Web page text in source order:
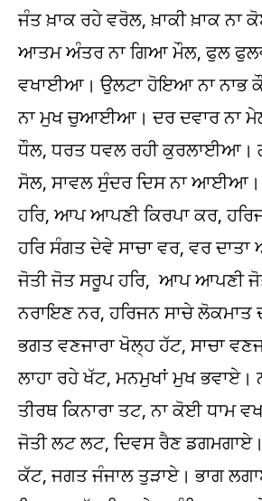
ਜੰਤ ਖ਼ਾਕ ਰਹੇ ਵਰੋਲ, ਖ਼ਾਕੀ ਖ਼ਾਕ
ਆਤਮ ਅੰਤਰ ਨਾ ਗਿਆ ਮੌਲ, ਫੁਲ
ਵਖਾਈਆ। ਉਲਟਾ ਹੋਇਆ ਨਾ ਨਾਭ
ਨਾ ਮੁਖ ਚੁਆਈਆ। ਦਰ ਦਵਾਰ ਨਾ
ਧੌਲ, ਧਰਤ ਧਵਲ ਰਹੀ ਕੁਰਲਾਈਆ।
ਸੋਲ, ਸਾਵਲ ਸੁੰਦਰ ਦਿਸ ਨਾ ਆਈਆ।
ਹਰਿ, ਆਪ ਆਪਣੀ ਕਿਰਪਾ ਕਰ,
ਹਰਿ ਸੰਗਤ ਦੇਵੇ ਸਾਚਾ ਵਰ, ਵਰ
ਜੋਤੀ ਜੋਤ ਸਰੂਪ ਹਰਿ, ਆਪ ਆਪਣੀ
ਨਰਾਇਣ ਨਰ, ਹਰਿਜਨ ਸਾਚੇ
ਭਗਤ ਵਣਜਾਰਾ ਖੋਲ੍ਹ ਹੱਟ, ਸਾਚਾ
ਲਾਹਾ ਰਹੇ ਖੱਟ, ਮਨਮੁਖਾਂ ਮੁਖ
ਤੀਰਥ ਕਿਨਾਰਾ ਤਟ, ਨਾ ਕੋਈ ਧਾਮ
ਜੋਤੀ ਲਟ ਲਟ, ਦਿਵਸ ਰੈਣ
ਕੱਟ, ਜਗਤ ਜੰਜਾਲ ਤੁੜਾਏ। ਭਾਗ